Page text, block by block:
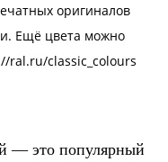
оригиналов
Ещё цвета можно
ral.ru/classic_colours
популярный